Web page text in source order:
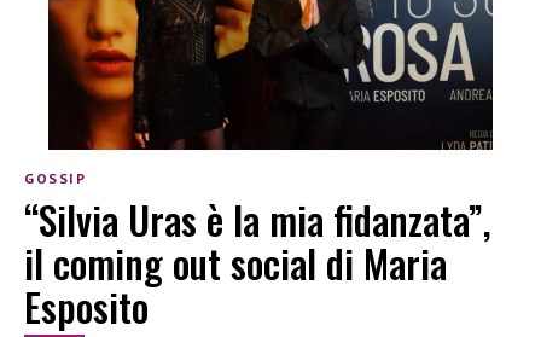
GOSSIP
“Silvia Uras è la mia fidanzata”,
il coming out social di Maria
Esposito